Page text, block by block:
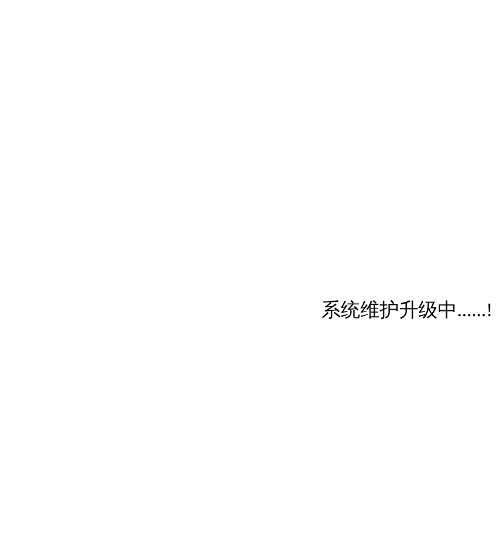
系统维护升级中......!